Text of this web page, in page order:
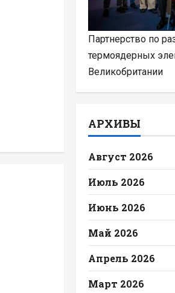
Партнерство по
термоядерных
Великобритании
АРХИВЫ
Август 2026
Июль 2026
Июнь 2026
Май 2026
Апрель 2026
Март 2026